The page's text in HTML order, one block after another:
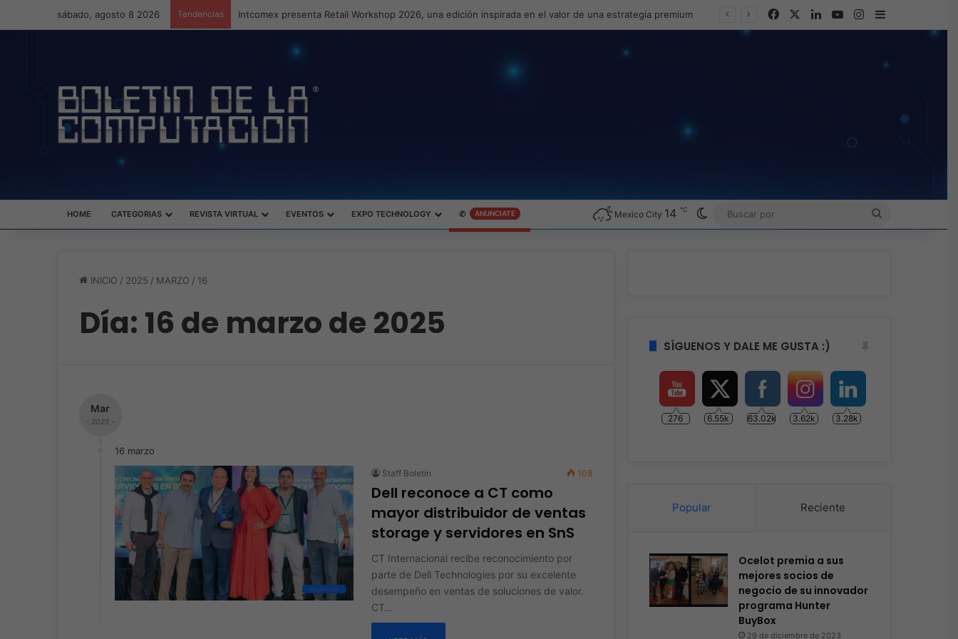
sábado, agosto 8 2026 Tendencias Intcomex presenta Retail Workshop 2026, una edición inspirada en el valor de una estrategia premium FacebookLinkedInYouTubeInstagram
Barra lateral
HOME CATEGORIAS REVISTA VIRTUAL EVENTOS EXPO TECHNOLOGY ✆ ANUNCIATE Mexico City 14 ℃ Switch skin
BUSCAR
INICIO / 2025 / MARZO / 16
Día: 16 de marzo de 2025
Mar
- 2025 -
16 marzo
Mayoristas
Staff Boletín 108
Dell reconoce a CT como
mayor distribuidor de ventas
storage y servidores en SnS
CT Internacional recibe reconocimiento por
parte de Dell Technologies por su excelente
desempeño en ventas de soluciones de valor.
CT…
SÍGUENOS Y DALE ME GUSTA :)
276 6.55k 63.02k 3.62k 3.28k
Popular Reciente
Ocelot premia a sus
mejores socios de
negocio de su innovador
programa Hunter
BuyBox
29 de diciembre de 2023